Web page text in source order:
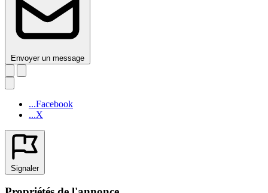
Envoyer un message
...Facebook
...X
Signaler